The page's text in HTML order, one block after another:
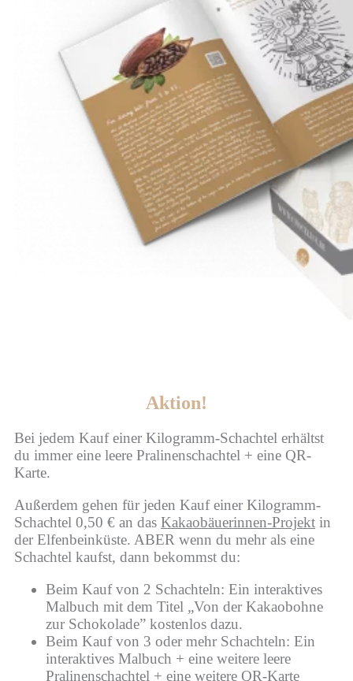
Aktion!
Bei jedem Kauf einer Kilogramm-Schachtel erhältst
du immer eine leere Pralinenschachtel + eine QR-
Karte.
Außerdem gehen für jeden Kauf einer Kilogramm-
Schachtel 0,50 € an das Kakaobäuerinnen-Projekt in
der Elfenbeinküste. ABER wenn du mehr als eine
Schachtel kaufst, dann bekommst du:
Beim Kauf von 2 Schachteln: Ein interaktives
Malbuch mit dem Titel „Von der Kakaobohne
zur Schokolade” kostenlos dazu.
Beim Kauf von 3 oder mehr Schachteln: Ein
interaktives Malbuch + eine weitere leere
Pralinenschachtel + eine weitere QR-Karte